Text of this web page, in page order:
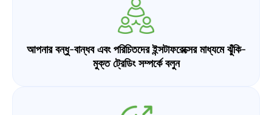
আপনার বন্ধু-বান্ধব এবং পরিচিতদের ইন্সটাফরেক্সের মাধ্যমে ঝুঁকি-
মুক্ত ট্রেডিং সম্পর্কে বলুন